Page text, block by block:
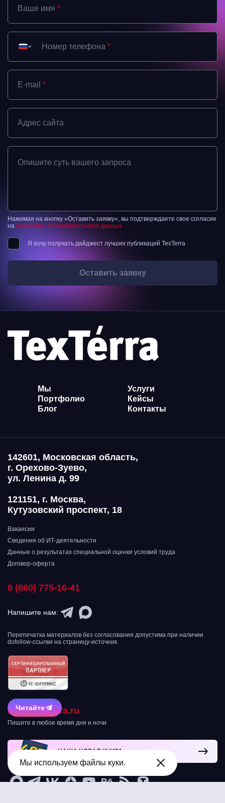
Читайте
Ваше имя *
Номер телефона *
E-mail *
Адрес сайта
Опишите суть вашего запроса
Нажимая на кнопку «Оставить заявку», вы подтверждаете свое согласие
на обработку пользовательских данных
Я хочу получать дайджест лучших публикаций TexTerra
Оставить заявку
Мы используем файлы куки.
Мы
Услуги
Портфолио
Кейсы
Блог
Контакты
142601, Московская область,
г. Орехово-Зуево,
ул. Ленина д. 99
121151, г. Москва,
Кутузовский проспект, 18
Вакансии
Сведения об ИТ-деятельности
Данные о результатах специальной оценки условий труда
Договор-оферта
8 (800) 775-16-41
Напишите нам:
Перепечатка материалов без согласования допустима при наличии
dofollow-ссылки на страницу-источник.
mail@texterra.ru
Пишите в любое время дня и ночи
НАША НОВАЯ КНИГА